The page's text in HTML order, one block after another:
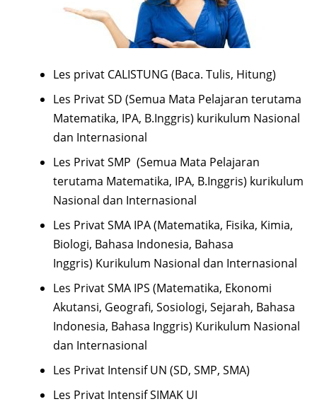
Les privat CALISTUNG (Baca. Tulis, Hitung)
Les Privat SD (Semua Mata Pelajaran terutama
Matematika, IPA, B.Inggris) kurikulum Nasional
dan Internasional
Les Privat SMP (Semua Mata Pelajaran
terutama Matematika, IPA, B.Inggris) kurikulum
Nasional dan Internasional
Les Privat SMA IPA (Matematika, Fisika, Kimia,
Biologi, Bahasa Indonesia, Bahasa
Inggris) Kurikulum Nasional dan Internasional
Les Privat SMA IPS (Matematika, Ekonomi
Akutansi, Geografi, Sosiologi, Sejarah, Bahasa
Indonesia, Bahasa Inggris) Kurikulum Nasional
dan Internasional
Les Privat Intensif UN (SD, SMP, SMA)
Les Privat Intensif SIMAK UI